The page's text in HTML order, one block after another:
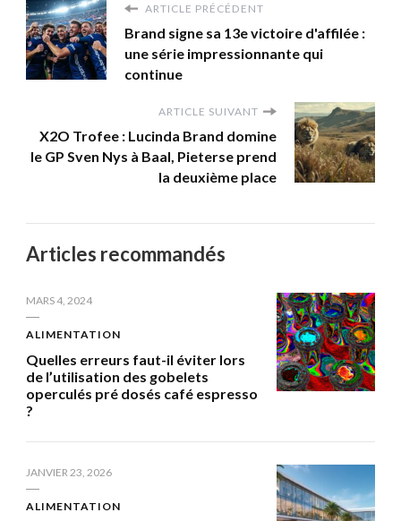
ARTICLE PRÉCÉDENT
Brand signe sa 13e victoire d'affilée :
une série impressionnante qui
continue
ARTICLE SUIVANT
X2O Trofee : Lucinda Brand domine
le GP Sven Nys à Baal, Pieterse prend
la deuxième place
Articles recommandés
MARS 4, 2024
ALIMENTATION
Quelles erreurs faut-il éviter lors
de l’utilisation des gobelets
operculés pré dosés café espresso
?
JANVIER 23, 2026
ALIMENTATION